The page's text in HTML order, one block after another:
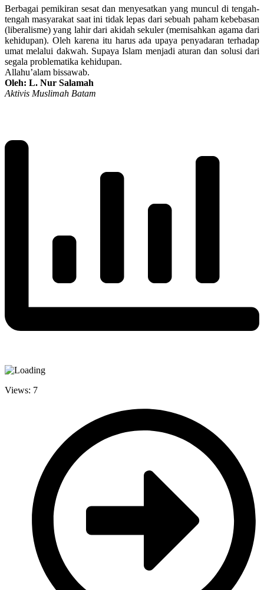
Berbagai pemikiran sesat dan menyesatkan yang muncul di tengah-
tengah masyarakat saat ini tidak lepas dari sebuah paham kebebasan
(liberalisme) yang lahir dari akidah sekuler (memisahkan agama dari
kehidupan). Oleh karena itu harus ada upaya penyadaran terhadap
umat melalui dakwah. Supaya Islam menjadi aturan dan solusi dari
segala problematika kehidupan.
Allahu’alam bissawab.
Oleh: L. Nur Salamah
Aktivis Muslimah Batam
Views: 7